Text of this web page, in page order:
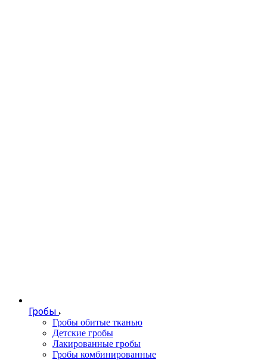
Гробы
Гробы обитые тканью
Детские гробы
Лакированные гробы
Гробы комбинированные